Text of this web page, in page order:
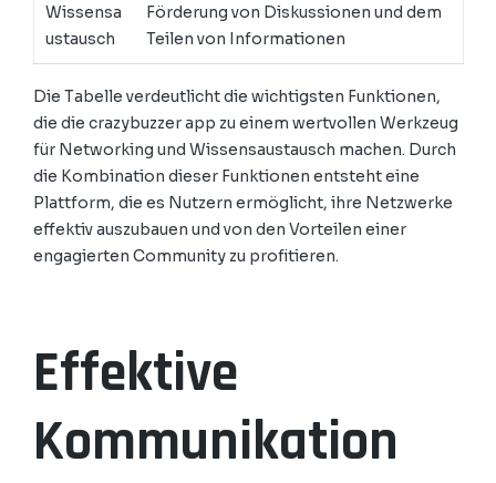
Wissensa
ustausch
Förderung von Diskussionen und dem
Teilen von Informationen
Die Tabelle verdeutlicht die wichtigsten Funktionen,
die die crazybuzzer app zu einem wertvollen Werkzeug
für Networking und Wissensaustausch machen. Durch
die Kombination dieser Funktionen entsteht eine
Plattform, die es Nutzern ermöglicht, ihre Netzwerke
effektiv auszubauen und von den Vorteilen einer
engagierten Community zu profitieren.
Effektive
Kommunikation